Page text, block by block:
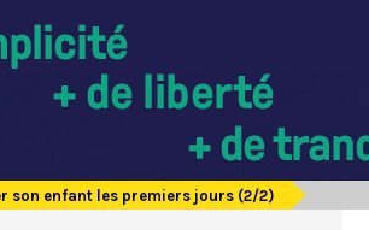
son enfant les premiers jours (2/2)